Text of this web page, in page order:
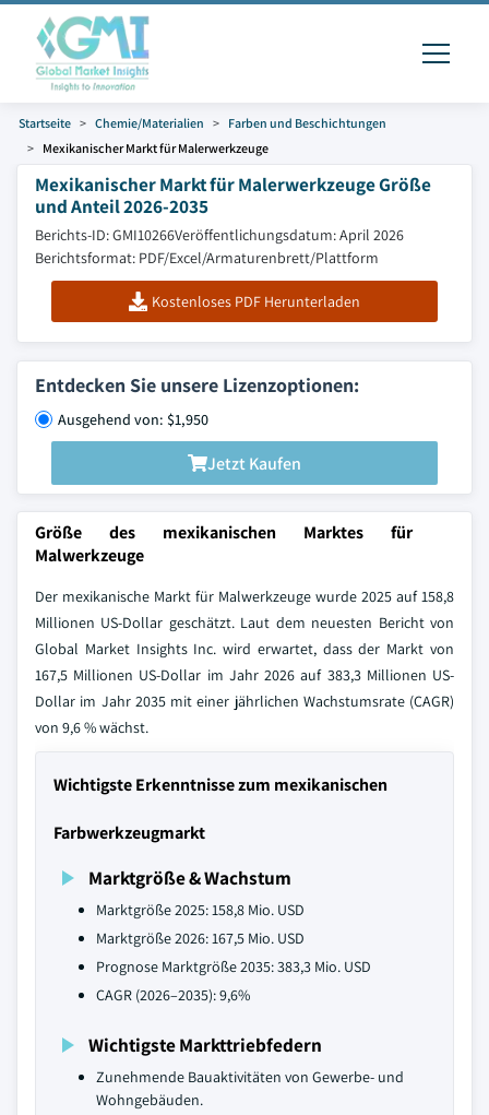
Startseite Chemie/Materialien
Farben und Beschichtungen
Mexikanischer Markt für Malerwerkzeuge
Mexikanischer Markt für Malerwerkzeuge Größe
und Anteil 2026-2035
Berichts-ID: GMI10266Veröffentlichungsdatum: April 2026
Berichtsformat: PDF/Excel/Armaturenbrett/Plattform
Kostenloses PDF Herunterladen
Entdecken Sie unsere Lizenzoptionen:
Ausgehend von: $1,950
Jetzt Kaufen
Größe des mexikanischen Marktes für
Malwerkzeuge
Der mexikanische Markt für Malwerkzeuge wurde 2025 auf 158,8
Millionen US-Dollar geschätzt. Laut dem neuesten Bericht von
Global Market Insights Inc. wird erwartet, dass der Markt von
167,5 Millionen US-Dollar im Jahr 2026 auf 383,3 Millionen US-
Dollar im Jahr 2035 mit einer jährlichen Wachstumsrate (CAGR)
von 9,6 % wächst.
Wichtigste Erkenntnisse zum mexikanischen
Farbwerkzeugmarkt
Marktgröße & Wachstum
Marktgröße 2025: 158,8 Mio. USD
Marktgröße 2026: 167,5 Mio. USD
Prognose Marktgröße 2035: 383,3 Mio. USD
CAGR (2026–2035): 9,6%
Wichtigste Markttriebfedern
Zunehmende Bauaktivitäten von Gewerbe- und
Wohngebäuden.